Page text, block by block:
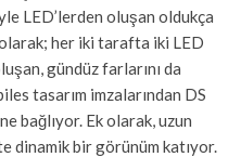
LED’lerden oluşan oldukça
her iki tarafta iki LED
gündüz farlarını da
tasarım imzalarından DS
bağlıyor. Ek olarak, uzun
dinamik bir görünüm katıyor.